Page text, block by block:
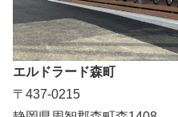
エルドラード森町
〒437-0215